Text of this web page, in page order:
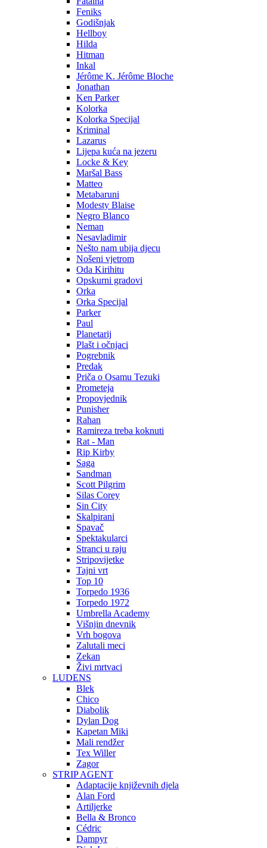
Feniks
Godišnjak
Hellboy
Hilda
Hitman
Inkal
Jérôme K. Jérôme Bloche
Jonathan
Ken Parker
Kolorka
Kolorka Specijal
Kriminal
Lazarus
Lijepa kuća na jezeru
Locke & Key
Maršal Bass
Matteo
Metabaruni
Modesty Blaise
Negro Blanco
Neman
Nesavladimir
Nešto nam ubija djecu
Nošeni vjetrom
Oda Kirihitu
Opskurni gradovi
Orka
Orka Specijal
Parker
Paul
Planetarij
Plašt i očnjaci
Pogrebnik
Predak
Priča o Osamu Tezuki
Prometeja
Propovjednik
Punisher
Rahan
Ramireza treba koknuti
Rat - Man
Rip Kirby
Saga
Sandman
Scott Pilgrim
Silas Corey
Sin City
Skalpirani
Spavač
Spektakularci
Stranci u raju
Stripovijetke
Tajni vrt
Top 10
Torpedo 1936
Torpedo 1972
Umbrella Academy
Višnjin dnevnik
Vrh bogova
Zalutali meci
Zekan
Živi mrtvaci
LUDENS
Blek
Chico
Diabolik
Dylan Dog
Kapetan Miki
Mali rendžer
Tex Willer
Zagor
STRIP AGENT
Adaptacije književnih djela
Alan Ford
Artiljerke
Bella & Bronco
Cédric
Dampyr